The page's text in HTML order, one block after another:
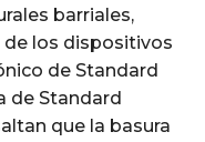
barriales,
los dispositivos
de Standard
de Standard
que la basura